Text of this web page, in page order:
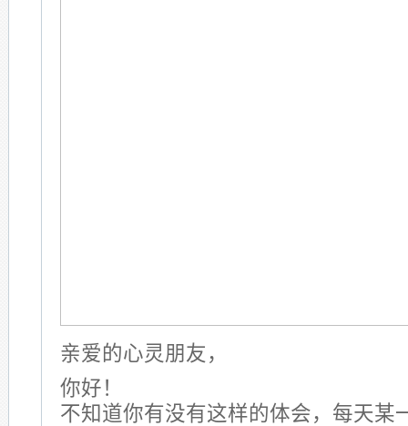
亲爱的心灵朋友，
你好！
不知道你有没有这样的体会，每天某